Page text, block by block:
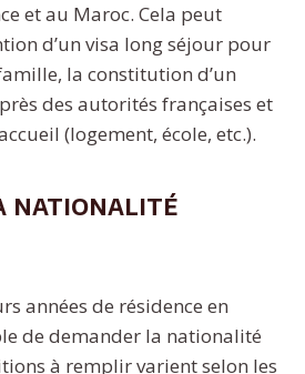
et au Maroc. Cela peut
d’un visa long séjour pour
la constitution d’un
des autorités françaises et
(logement, école, etc.).
nationalité
années de résidence en
de demander la nationalité
à remplir varient selon les